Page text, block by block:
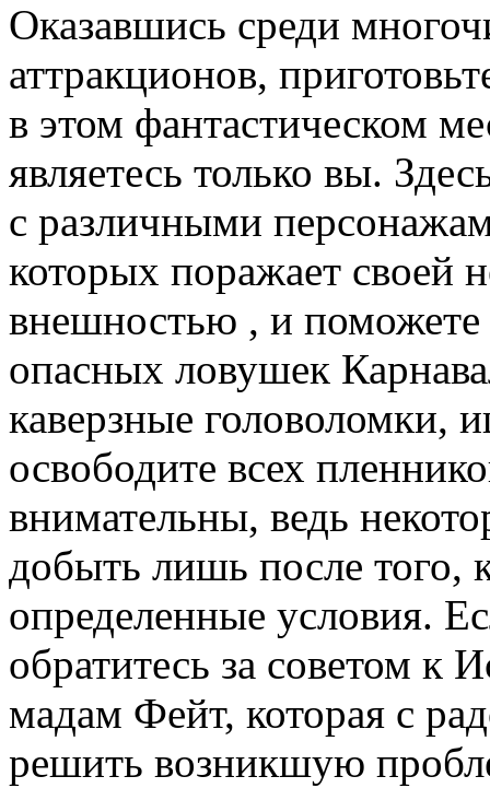
Оказавшись среди
аттракционов,
в этом фантастическом
являетесь только вы.
с различными
которых поражает своей
внешностью , и поможете
опасных ловушек
каверзные головоломки,
освободите всех
внимательны, ведь
добыть лишь после того,
определенные условия.
обратитесь за советом к
мадам Фейт, которая с
решить возникшую